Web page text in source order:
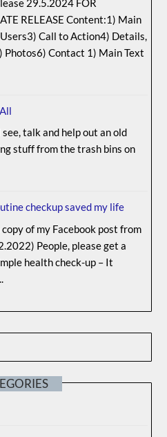
RELEASE Content:1) Main
Call to Action4) Details,
Photos6) Contact 1) Main Text
talk and help out an old
stuff from the trash bins on
checkup saved my life
copy of my Facebook post from
People, please get a
health check-up – It